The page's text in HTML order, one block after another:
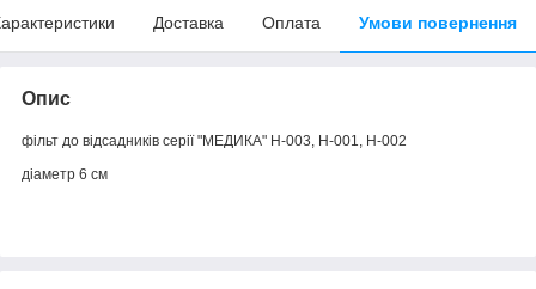
Доставка Оплата Умови повернення
Опис
фільт до відсадників серії "МЕДИКА" Н-003, Н-001, Н-002
діаметр 6 см